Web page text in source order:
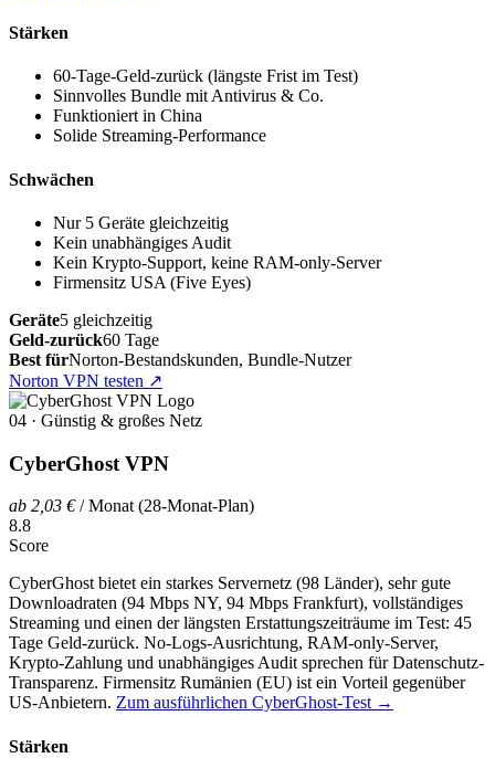
Stärken
60-Tage-Geld-zurück (längste Frist im Test)
Sinnvolles Bundle mit Antivirus & Co.
Funktioniert in China
Solide Streaming-Performance
Schwächen
Nur 5 Geräte gleichzeitig
Kein unabhängiges Audit
Kein Krypto-Support, keine RAM-only-Server
Firmensitz USA (Five Eyes)
Geräte5 gleichzeitig
Geld-zurück60 Tage
Best fürNorton-Bestandskunden, Bundle-Nutzer
Norton VPN testen ↗
04 · Günstig & großes Netz
CyberGhost VPN
ab 2,03 €/ Monat (28-Monat-Plan)
8.8
Score
CyberGhost bietet ein starkes Servernetz (98 Länder), sehr gute
Downloadraten (94 Mbps NY, 94 Mbps Frankfurt), vollständiges
Streaming und einen der längsten Erstattungszeiträume im Test: 45
Tage Geld-zurück. No-Logs-Ausrichtung, RAM-only-Server,
Krypto-Zahlung und unabhängiges Audit sprechen für Datenschutz-
Transparenz. Firmensitz Rumänien (EU) ist ein Vorteil gegenüber
US-Anbietern. Zum ausführlichen CyberGhost-Test →
Stärken